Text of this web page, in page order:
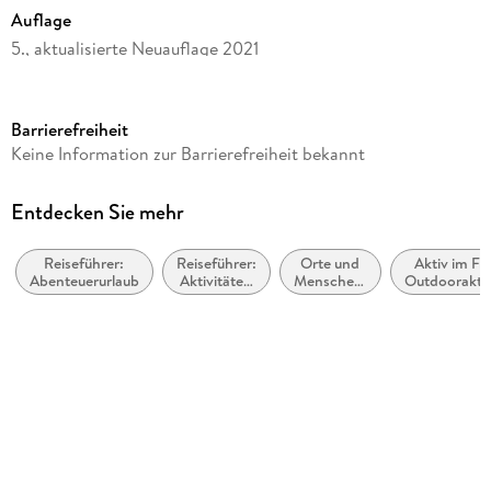
Auflage
5., aktualisierte Neuauflage 2021
Reihe
Autor/Autorin
Verlag/Hersteller
Bruckmann Verlag GmbH
Barrierefreiheit
Keine Information zur Barrierefreiheit bekannt
Entdecken Sie mehr
Reiseführer:
Abenteuerurlaub
Reiseführer:
Aktivitäten
im Urlaub /
Orte und
Menschen:
Sachbuch,
Aktiv im